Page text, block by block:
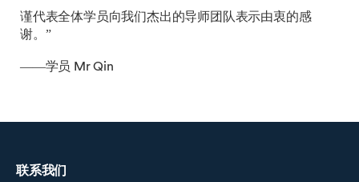
谨代表全体学员向我们杰出的导师团队表示由衷的感
谢。”
——学员 Mr Qin
联系我们